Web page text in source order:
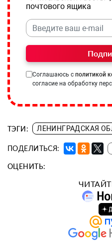
почтового ящика
Соглашаюсь с политикой
согласие на обработку
ТЭГИ: ЛЕНИНГРАДСКАЯ
ПОДЕЛИТЬСЯ:
ОЦЕНИТЬ: